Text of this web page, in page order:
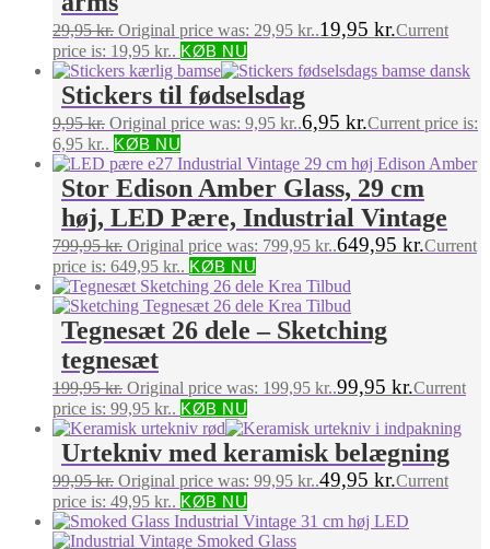
29,95kr. Original price was: 29,95 kr..19,95 kr.Current
price is: 19,95 kr.. KØB NU
Stickers til fødselsdag
9,95kr. Original price was: 9,95 kr..6,95 kr.Current price is:
6,95 kr.. KØB NU
Stor Edison Amber Glass, 29 cm
høj, LED Pære, Industrial Vintage
799,95kr. Original price was: 799,95 kr..649,95 kr.Current
price is: 649,95 kr.. KØB NU
Tegnesæt 26 dele – Sketching
tegnesæt
199,95kr. Original price was: 199,95 kr..99,95 kr.Current
price is: 99,95 kr.. KØB NU
Urtekniv med keramisk belægning
99,95kr. Original price was: 99,95 kr..49,95 kr.Current
price is: 49,95 kr.. KØB NU